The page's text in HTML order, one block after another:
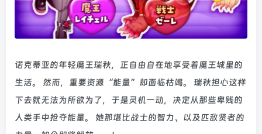
诺克蒂亚的年轻魔王瑞秋，正自由自在地享受着魔王城里的
生活。 然而，重要资源“能量”却面临枯竭。 瑞秋担心这样
下去就无法为所欲为了，于是灵机一动，决定从那些卑贱的
人类手中抢夺能量。 她那堪比战士的智力、以及匹敌贤者的